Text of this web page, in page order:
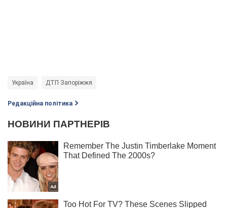
Україна ДТП Запоріжжя
Редакційна політика